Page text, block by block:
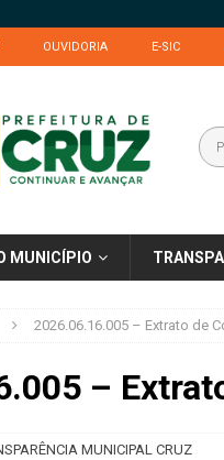
OUVIDORIA E-SIC
MUNICÍPIO
2026.06.16.005 – Extrato de
–
MUNICIPAL CRUZ